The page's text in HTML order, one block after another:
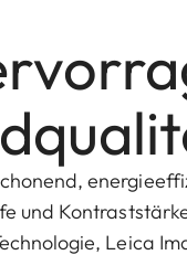
und
Leica